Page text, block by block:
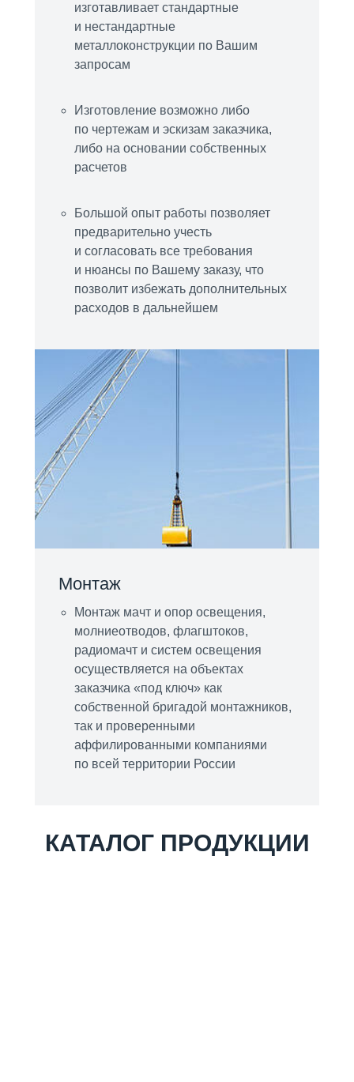
изготавливает стандартные
и нестандартные
металлоконструкции по Вашим
запросам
Изготовление возможно либо
по чертежам и эскизам заказчика,
либо на основании собственных
расчетов
Большой опыт работы позволяет
предварительно учесть
и согласовать все требования
и нюансы по Вашему заказу, что
позволит избежать дополнительных
расходов в дальнейшем
Монтаж
Монтаж мачт и опор освещения,
молниеотводов, флагштоков,
радиомачт и систем освещения
осуществляется на объектах
заказчика «под ключ» как
собственной бригадой монтажников,
так и проверенными
аффилированными компаниями
по всей территории России
КАТАЛОГ ПРОДУКЦИИ